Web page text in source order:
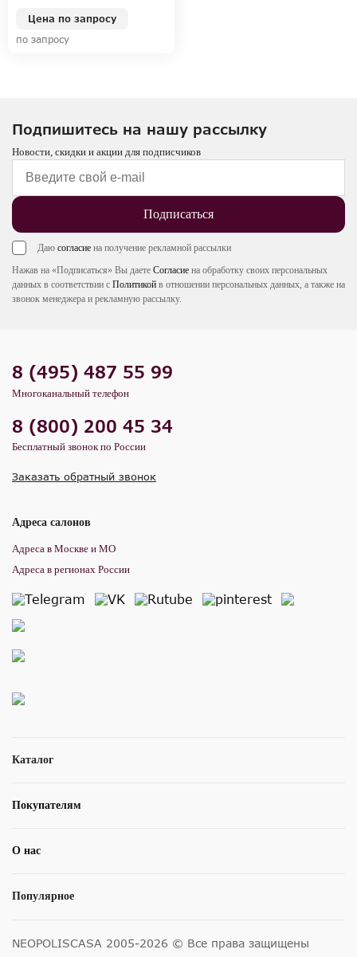
Цена по запросу
по запросу
Подпишитесь на нашу рассылку
Новости, скидки и акции для подписчиков
Подписаться
Даю согласие на получение рекламной рассылки
Нажав на «Подписаться» Вы даете Согласие на обработку своих персональных
данных в соответствии с Политикой в отношении персональных данных, а также на
звонок менеджера и рекламную рассылку.
Каталог
Покупателям
О нас
Популярное
8 (495) 487 55 99
Многоканальный телефон
8 (800) 200 45 34
Бесплатный звонок по России
Заказать обратный звонок
Адреса салонов
Адреса в Москве и МО
Адреса в регионах России
NEOPOLISCASA 2005-2026 © Все права защищены